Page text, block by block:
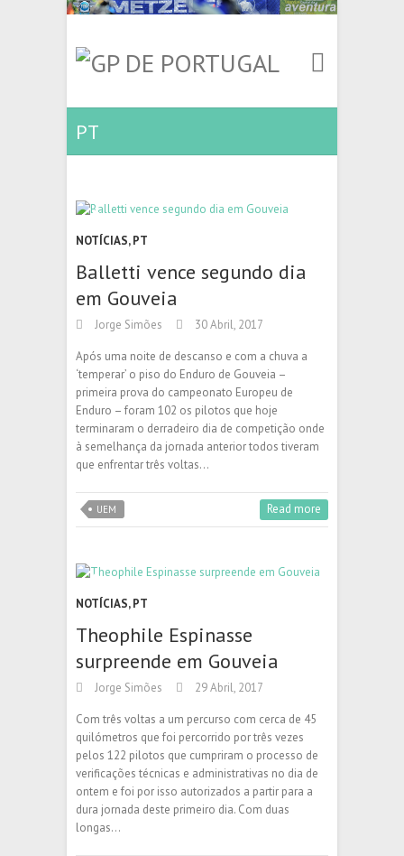
PT
NOTÍCIAS,PT
Balletti vence segundo dia
em Gouveia
Jorge Simões 30 Abril, 2017
Após uma noite de descanso e com a chuva a
‘temperar’ o piso do Enduro de Gouveia –
primeira prova do campeonato Europeu de
Enduro – foram 102 os pilotos que hoje
terminaram o derradeiro dia de competição onde
à semelhança da jornada anterior todos tiveram
que enfrentar três voltas…
UEM Read more
NOTÍCIAS,PT
Theophile Espinasse
surpreende em Gouveia
Jorge Simões 29 Abril, 2017
Com três voltas a um percurso com cerca de 45
quilómetros que foi percorrido por três vezes
pelos 122 pilotos que cumpriram o processo de
verificações técnicas e administrativas no dia de
ontem e foi por isso autorizados a partir para a
dura jornada deste primeiro dia. Com duas
longas…